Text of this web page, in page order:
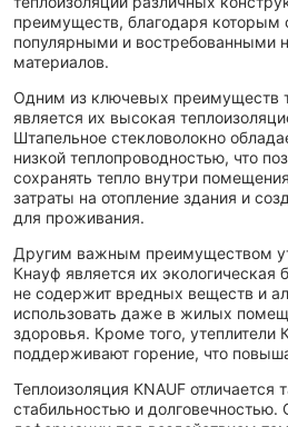
преимуществ, благодаря которым
популярными и востребованными
материалов.
Одним из ключевых преимуществ
является их высокая
Штапельное стекловолокно
низкой теплопроводностью, что
сохранять тепло внутри
затраты на отопление здания и
для проживания.
Другим важным преимуществом
Кнауф является их экологическая
не содержит вредных веществ и
использовать даже в жилых
здоровья. Кроме того, утеплители
поддерживают горение, что
Теплоизоляция KNAUF отличается
стабильностью и